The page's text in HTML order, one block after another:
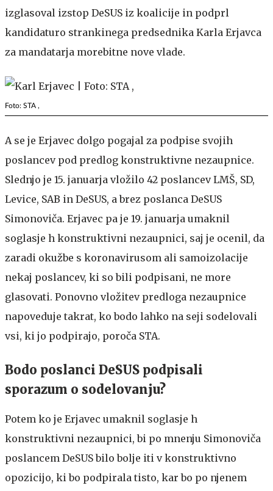
izglasoval izstop DeSUS iz koalicije in podprl
kandidaturo strankinega predsednika Karla Erjavca
za mandatarja morebitne nove vlade.
Foto: STA ,
A se je Erjavec dolgo pogajal za podpise svojih
poslancev pod predlog konstruktivne nezaupnice.
Slednjo je 15. januarja vložilo 42 poslancev LMŠ, SD,
Levice, SAB in DeSUS, a brez poslanca DeSUS
Simonoviča. Erjavec pa je 19. januarja umaknil
soglasje h konstruktivni nezaupnici, saj je ocenil, da
zaradi okužbe s koronavirusom ali samoizolacije
nekaj poslancev, ki so bili podpisani, ne more
glasovati. Ponovno vložitev predloga nezaupnice
napoveduje takrat, ko bodo lahko na seji sodelovali
vsi, ki jo podpirajo, poroča STA.
Bodo poslanci DeSUS podpisali
sporazum o sodelovanju?
Potem ko je Erjavec umaknil soglasje h
konstruktivni nezaupnici, bi po mnenju Simonoviča
poslancem DeSUS bilo bolje iti v konstruktivno
opozicijo, ki bo podpirala tisto, kar bo po njenem